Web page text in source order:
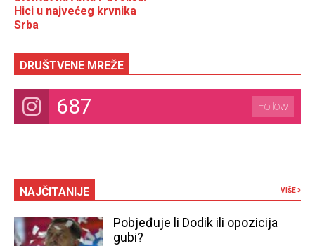
Hici u najvećeg krvnika
Srba
DRUŠTVENE MREŽE
687 Follow
NAJČITANIJE VIŠE
Pobjeđuje li Dodik ili opozicija
gubi?